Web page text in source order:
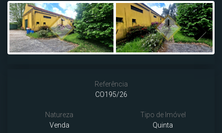
Next
Referência
CO195/26
Natureza
Venda
Tipo de Imóvel
Quinta